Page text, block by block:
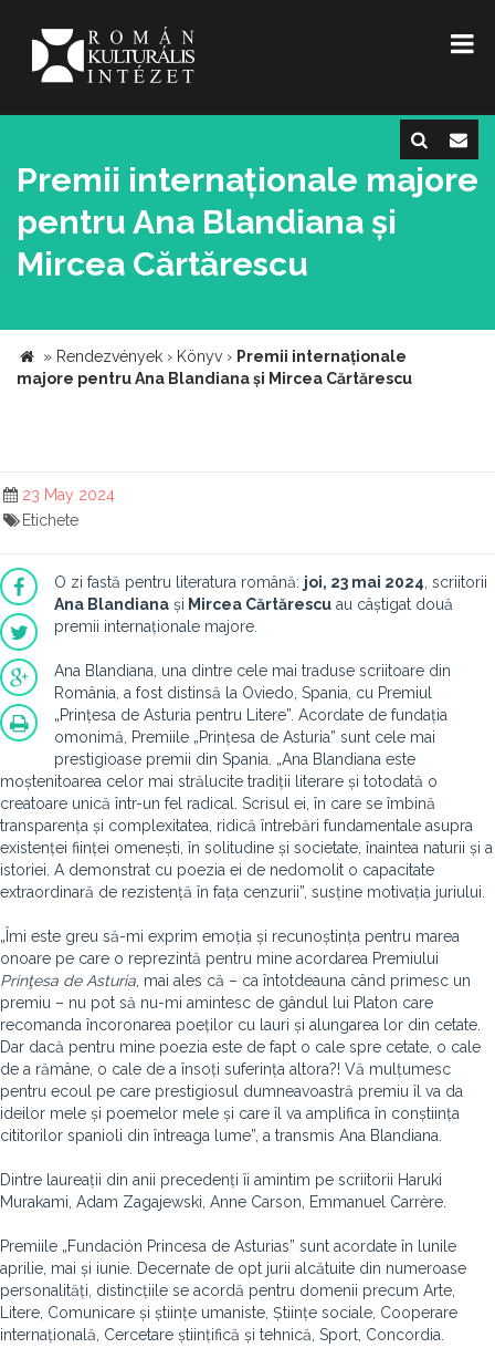
Premii internaționale majore
pentru Ana Blandiana și
Mircea Cărtărescu
» Rendezvények › Könyv › Premii internaționale
majore pentru Ana Blandiana și Mircea Cărtărescu
23 May 2024
Etichete
O zi fastă pentru literatura română: joi, 23 mai 2024 , scriitorii
Ana Blandiana și Mircea Cărtărescu au câștigat două
premii internaționale majore.
Ana Blandiana, una dintre cele mai traduse scriitoare din
România, a fost distinsă la Oviedo, Spania, cu Premiul
„Prințesa de Asturia pentru Litere”. Acordate de fundația
omonimă, Premiile „Prințesa de Asturia” sunt cele mai
prestigioase premii din Spania. „Ana Blandiana este
moștenitoarea celor mai strălucite tradiții literare și totodată o
creatoare unică într-un fel radical. Scrisul ei, în care se îmbină
transparența și complexitatea, ridică întrebări fundamentale asupra
existenței ființei omenești, în solitudine și societate, înaintea naturii și a
istoriei. A demonstrat cu poezia ei de nedomolit o capacitate
extraordinară de rezistență în fața cenzurii”, susține motivația juriului.
„Îmi este greu să-mi exprim emoția și recunoștința pentru marea
onoare pe care o reprezintă pentru mine acordarea Premiului
Prinţesa de Asturia , mai ales că – ca întotdeauna când primesc un
premiu – nu pot să nu-mi amintesc de gândul lui Platon care
recomanda încoronarea poeților cu lauri și alungarea lor din cetate.
Dar dacă pentru mine poezia este de fapt o cale spre cetate, o cale
de a rămâne, o cale de a însoți suferința altora?! Vă mulțumesc
pentru ecoul pe care prestigiosul dumneavoastră premiu îl va da
ideilor mele și poemelor mele și care îl va amplifica în conștiința
cititorilor spanioli din întreaga lume”, a transmis Ana Blandiana.
Dintre laureații din anii precedenți îi amintim pe scriitorii Haruki
Murakami, Adam Zagajewski, Anne Carson, Emmanuel Carrère.
Premiile „Fundación Princesa de Asturias” sunt acordate în lunile
aprilie, mai și iunie. Decernate de opt jurii alcătuite din numeroase
personalități, distincțiile se acordă pentru domenii precum Arte,
Litere, Comunicare și științe umaniste, Științe sociale, Cooperare
internațională, Cercetare științifică și tehnică, Sport, Concordia.